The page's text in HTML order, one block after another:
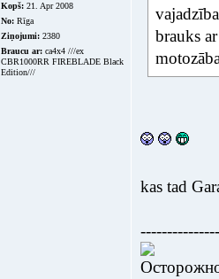
Kopš: 21. Apr 2008
No: Rīga
Ziņojumi: 2380
Braucu ar: ca4x4 ///ex
CBR1000RR FIREBLADE Black
Edition///
brauks
kas tad